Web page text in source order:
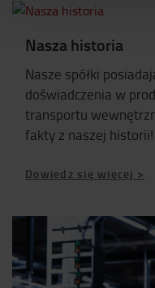
Nasza historia
Nasze spółki
doświadczenia w
transportu
fakty z naszej historii!
Dowiedz się więcej >